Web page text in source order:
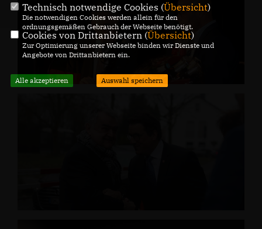
Technisch notwendige Cookies (Übersicht)
Die notwendigen Cookies werden allein für den
ordnungsgemäßen Gebrauch der Webseite benötigt.
Cookies von Drittanbietern (Übersicht)
Zur Optimierung unserer Webseite binden wir Dienste und
Angebote von Drittanbietern ein.
Alle akzeptieren Auswahl speichern